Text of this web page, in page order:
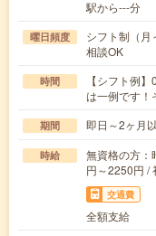
駅から---分
曜日頻度
シフト制（月
相談OK
時間
【シフト例
は一例です
期間 即日～2ヶ月
時給
無資格の方：
円～2250円 /
交通費
全額支給